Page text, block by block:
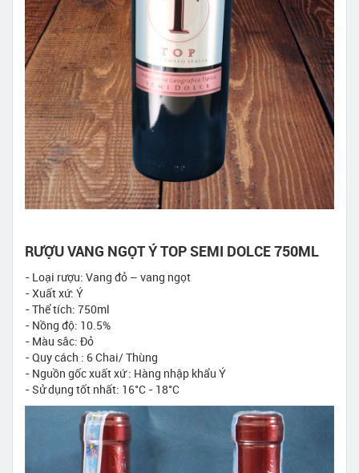
RƯỢU VANG NGỌT Ý TOP SEMI DOLCE 750ML
- Loại rượu: Vang đỏ – vang ngọt
- Xuất xứ: Ý
- Thể tích: 750ml
- Nồng độ: 10.5%
- Màu sắc: Đỏ
- Quy cách : 6 Chai/ Thùng
- Nguồn gốc xuất xứ : Hàng nhập khẩu Ý
- Sử dụng tốt nhất: 16°C - 18°C